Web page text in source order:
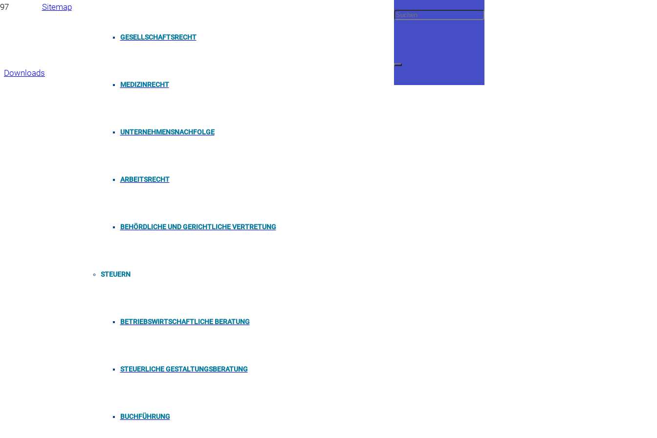
GESELLSCHAFTSRECHT
MEDIZINRECHT
UNTERNEHMENSNACHFOLGE
ARBEITSRECHT
BEHÖRDLICHE UND GERICHTLICHE VERTRETUNG
STEUERN
BETRIEBSWIRTSCHAFTLICHE BERATUNG
STEUERLICHE GESTALTUNGSBERATUNG
BUCHFÜHRUNG
Sitemap
Downloads